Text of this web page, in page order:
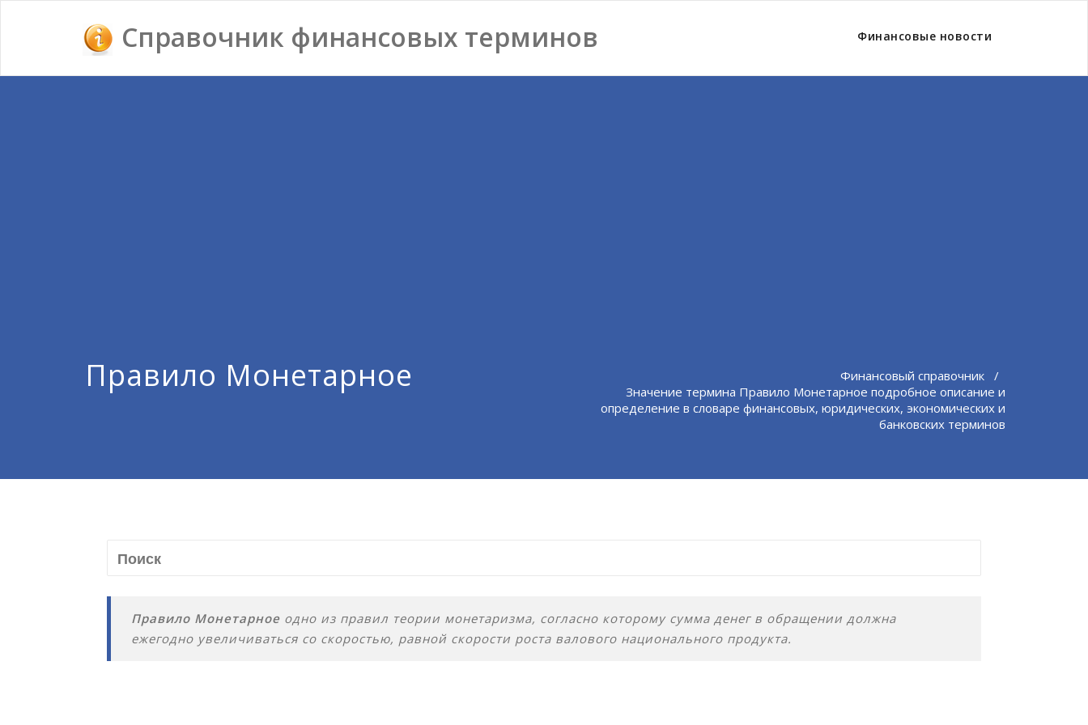
Справочник финансовых терминов Финансовые новости
Правило Монетарное Финансовый справочник /
Значение термина Правило Монетарное подробное описание и
определение в словаре финансовых, юридических, экономических и
банковских терминов
Правило Монетарноеодно из правил теории монетаризма, согласно которому сумма денег в обращении должна
ежегодно увеличиваться со скоростью, равной скорости роста валового национального продукта.